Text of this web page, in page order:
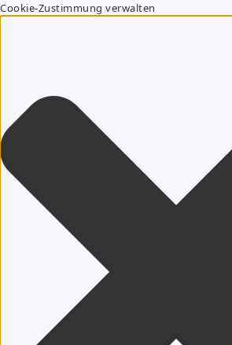
Cookie-Zustimmung verwalten